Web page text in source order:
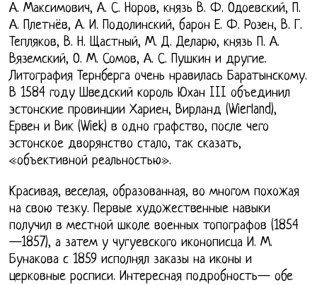
А. Максимович, А. С. Норов, князь В. Ф. Одоевский, П.
А. Плетнёв, А. И. Подолинский, барон Е. Ф. Розен, В. Г.
Тепляков, В. Н. Щастный, М. Д. Деларю, князь П. А.
Вяземский, О. М. Сомов, А. С. Пушкин и другие.
Литография Тернберга очень нравилась Баратынскому.
В 1584 году Шведский король Юхан III объединил
эстонские провинции Хариен, Вирланд (Wierland),
Ервен и Вик (Wiek) в одно графство, после чего
эстонское дворянство стало, так сказать,
«объективной реальностью».
Красивая, веселая, образованная, во многом похожая
на свою тезку. Первые художественные навыки
получил в местной школе военных топографов (1854
—1857), а затем у чугуевского иконописца И. М.
Бунакова с 1859 исполнял заказы на иконы и
церковные росписи. Интересная подробность— обе